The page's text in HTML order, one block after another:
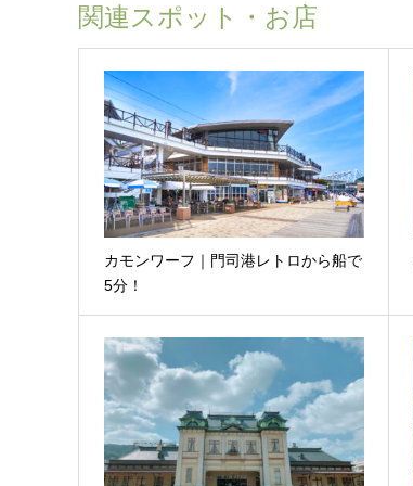
関連スポット・お店
カモンワーフ｜門司港レトロから船で
5分！